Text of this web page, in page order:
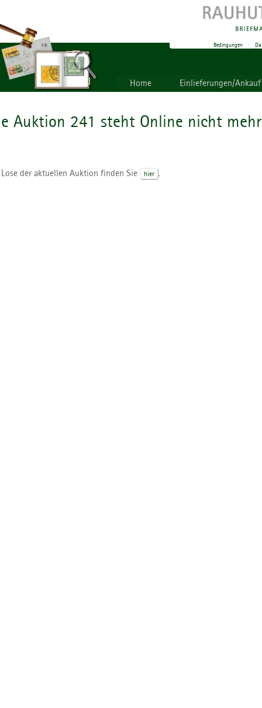
Bedingungen|
Home Einlieferungen/Ankauf
Auktion 241 steht Online nicht
der aktuellen Auktion finden Sie hier